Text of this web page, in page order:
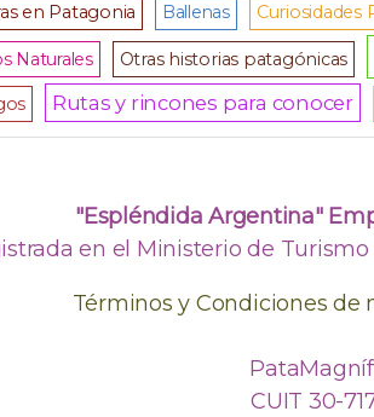
en Patagonia Ballenas Curiosidades
Naturales Otras historias patagónicas
Rutas y rincones para conocer
"Espléndida Argentina"
en el Ministerio de
Términos y Condiciones de
CUIT 30-